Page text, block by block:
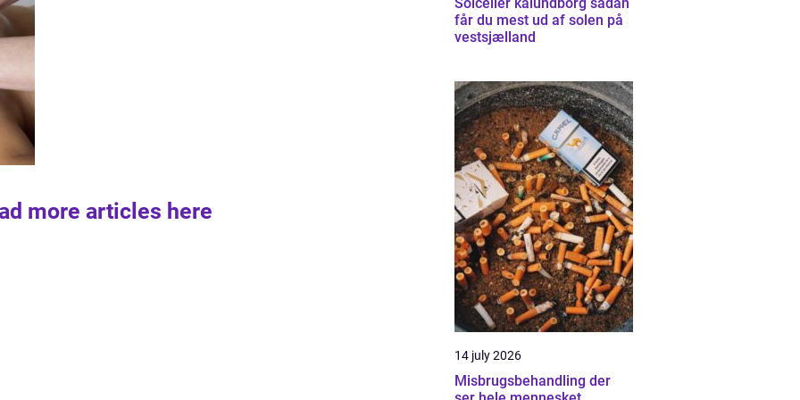
more articles here
får du mest ud af solen på
vestsjælland
14 july 2026
Misbrugsbehandling der